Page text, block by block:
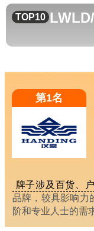
TOP10
第1名
牌子涉及百货、
品牌，较具影响力
阶和专业人士的需